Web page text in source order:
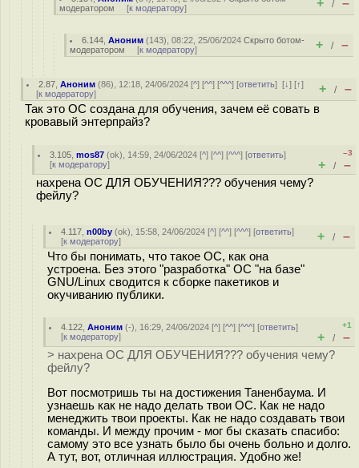
модератором [к модератору] + / –
6.144 ,Аноним (143), 08:22, 25/06/2024Скрыто ботом-
модератором [к модератору] + / –
2.87 ,Аноним (86), 12:18, 24/06/2024 [^] [^^] [^^^] [ответить][↓] [↑]
[к модератору] + / –
Так это ОС создана для обучения, зачем её совать в
кровавый энтерпрайз?
3.105 ,mos87 (ok), 14:59, 24/06/2024 [^] [^^] [^^^] [ответить]
[к модератору]
–3
+ / –
нахрена ОС ДЛЯ ОБУЧЕНИЯ??? обучения чему?
фейлу?
4.117 ,n00by (ok), 15:58, 24/06/2024 [^] [^^] [^^^] [ответить]
[к модератору] + / –
Что бы понимать, что такое ОС, как она
устроена. Без этого "разработка" ОС "на базе"
GNU/Linux сводится к сборке пакетиков и
окучиванию публики.
4.122 ,Аноним (-), 16:29, 24/06/2024 [^] [^^] [^^^] [ответить]
[к модератору]
+1
+ / –
> нахрена ОС ДЛЯ ОБУЧЕНИЯ??? обучения чему?
фейлу?
Вот посмотришь ты на достижения Таненбаума. И
узнаешь как не надо делать твои ОС. Как не надо
менеджить твои проекты. Как не надо создавать твои
команды. И между прочим - мог бы сказать спасибо:
самому это все узнать было бы очень больно и долго.
А тут, вот, отличная иллюстрация. Удобно же!